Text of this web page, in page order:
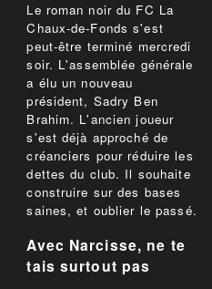
Le roman noir du FC La
Chaux-de-Fonds s'est
peut-être terminé mercredi
soir. L'assemblée générale
a élu un nouveau
président, Sadry Ben
Brahim. L'ancien joueur
s'est déjà approché de
créanciers pour réduire les
dettes du club. Il souhaite
construire sur des bases
saines, et oublier le passé.
Avec Narcisse, ne te
tais surtout pas